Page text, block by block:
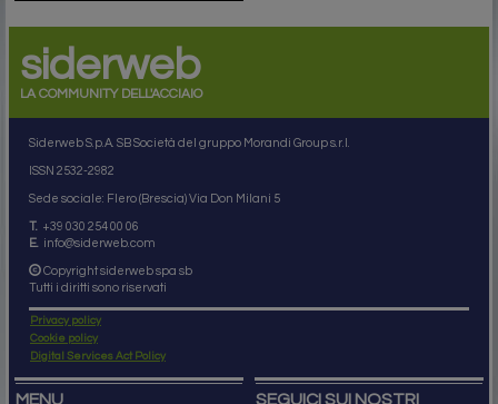
siderweb
LA COMMUNITY DELL'ACCIAIO
Siderweb S.p.A. SB Società del gruppo Morandi Group s.r.l.
ISSN 2532-2982
Sede sociale: Flero (Brescia) Via Don Milani 5
T. +39 030 254 00 06
E. info@siderweb.com
Copyright siderweb spa sb
Tutti i diritti sono riservati
Privacy policy
Cookie policy
Digital Services Act Policy
MENU SEGUICI SUI NOSTRI